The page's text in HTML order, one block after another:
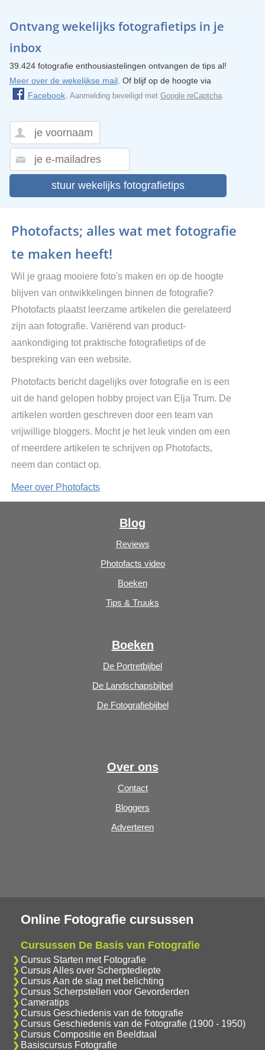
Ontvang wekelijks fotografietips in je
inbox
39.424 fotografie enthousiastelingen ontvangen de tips al!
Meer over de wekelijkse mail. Of blijf op de hoogte via
Facebook. Aanmelding beveiligd met Google reCaptcha.
stuur wekelijks fotografietips
Photofacts; alles wat met fotografie
te maken heeft!
Wil je graag mooiere foto's maken en op de hoogte
blijven van ontwikkelingen binnen de fotografie?
Photofacts plaatst leerzame artikelen die gerelateerd
zijn aan fotografie. Variërend van product-
aankondiging tot praktische fotografietips of de
bespreking van een website.
Photofacts bericht dagelijks over fotografie en is een
uit de hand gelopen hobby project van Elja Trum. De
artikelen worden geschreven door een team van
vrijwillige bloggers. Mocht je het leuk vinden om een
of meerdere artikelen te schrijven op Photofacts,
neem dan contact op.
Meer over Photofacts
Blog
Reviews
Photofacts video
Boeken
Tips & Truuks
Boeken
De Portretbijbel
De Landschapsbijbel
De Fotografiebijbel
Over ons
Contact
Bloggers
Adverteren
Online Fotografie cursussen
Cursussen De Basis van Fotografie
Cursus Starten met Fotografie
Cursus Alles over Scherptediepte
Cursus Aan de slag met belichting
Cursus Scherpstellen voor Gevorderden
Cameratips
Cursus Geschiedenis van de fotografie
Cursus Geschiedenis van de Fotografie (1900 - 1950)
Cursus Compositie en Beeldtaal
Basiscursus Fotografie